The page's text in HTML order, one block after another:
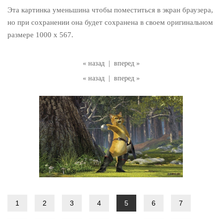
« назад
вперед »
« назад
вперед »
Эта картинка уменьшина чтобы поместиться в экран браузера,
но при сохранении она будет сохранена в своем оригинальном
размере 1000 x 567.
1 2 3 4 5 6 7